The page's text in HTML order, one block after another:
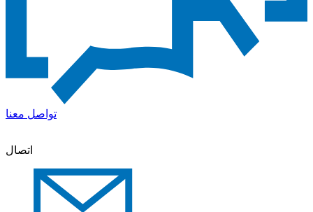
تواصل معنا
اتصال